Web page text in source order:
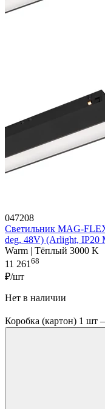
047208
Светильник MAG-
deg, 48V) (Arlight, IP20
Warm | Тёплый 3000 K
11 261 68
₽/шт
Нет в наличии
Коробка (картон) 1 шт